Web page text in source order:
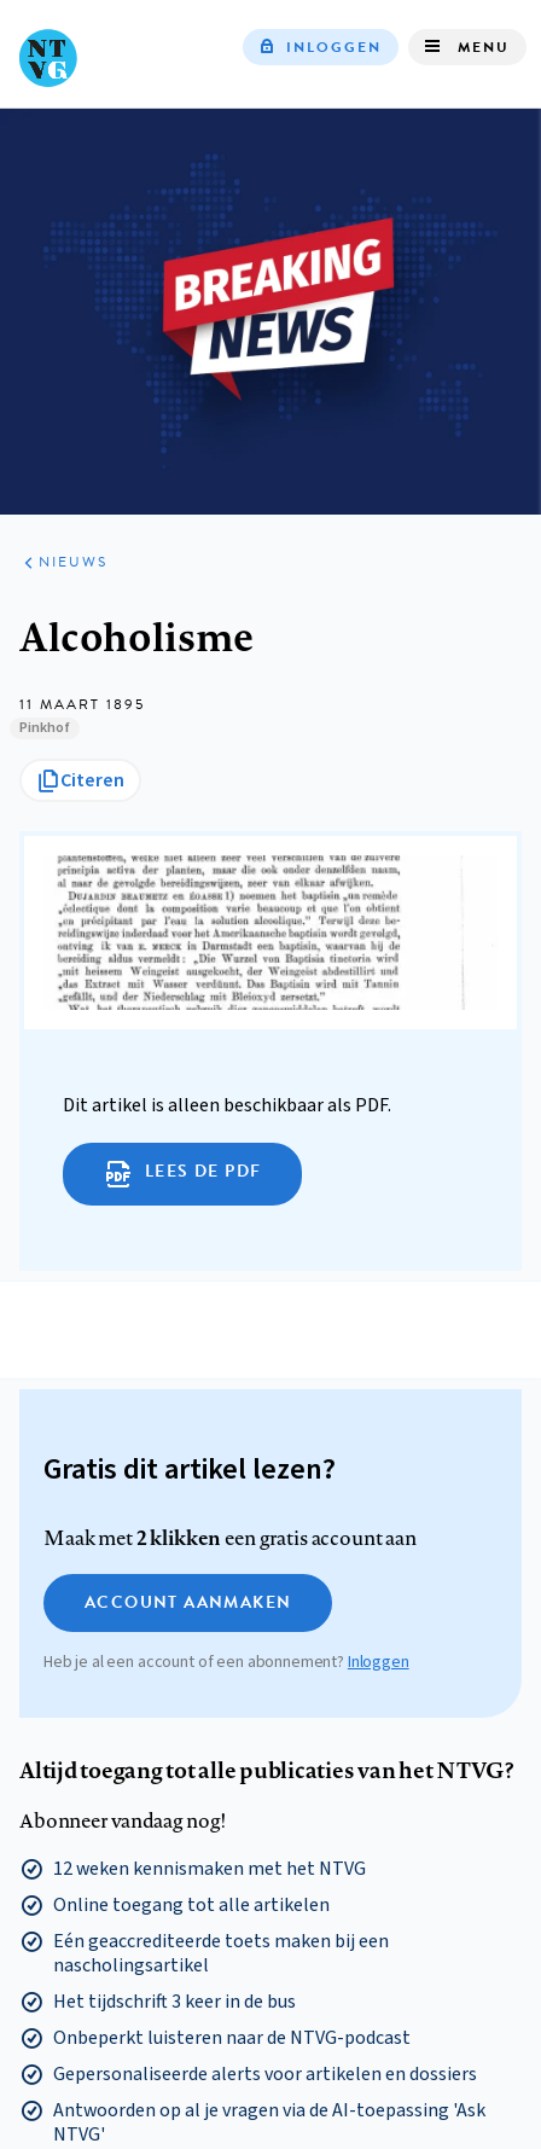
INLOGGEN MENU
ARTIKELEN
HET
KORT
NIEUWS
Alcoholisme
11 MAART 1895
Pinkhof
Citeren
Dit artikel is alleen beschikbaar als PDF.
LEES DE PDF
Gratis dit artikel lezen?
Maak met2 klikkeneen gratis account aan
ACCOUNT AANMAKEN
Heb je al een account of een abonnement? Inloggen
Altijd toegang tot alle publicaties van het NTVG?
Abonneer vandaag nog!
12 weken kennismaken met het NTVG
Online toegang tot alle artikelen
Eén geaccrediteerde toets maken bij een
nascholingsartikel
Het tijdschrift 3 keer in de bus
Onbeperkt luisteren naar de NTVG-podcast
Gepersonaliseerde alerts voor artikelen en dossiers
Antwoorden op al je vragen via de AI-toepassing 'Ask
NTVG'